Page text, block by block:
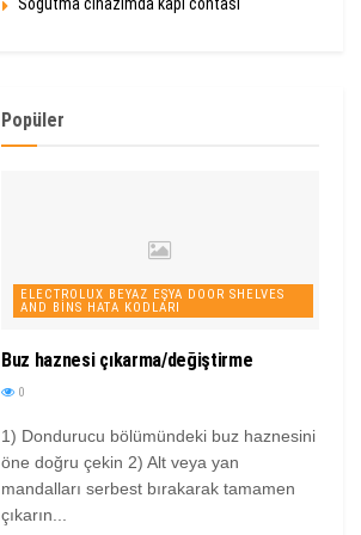
Popüler
ELECTROLUX BEYAZ EŞYA DOOR SHELVES
AND BINS HATA KODLARI
Buz haznesi çıkarma/değiştirme
0
1) Dondurucu bölümündeki buz haznesini
öne doğru çekin 2) Alt veya yan
mandalları serbest bırakarak tamamen
çıkarın...